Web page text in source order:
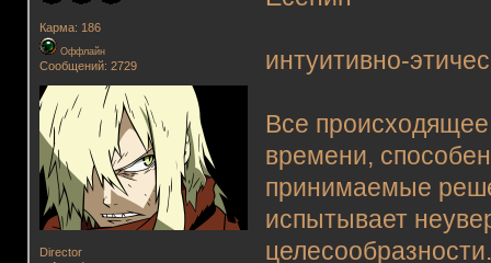
Карма: 186
Оффлайн
Сообщений: 2729
Director
интуитивно-
Все
времени,
принимаемые
испытывает